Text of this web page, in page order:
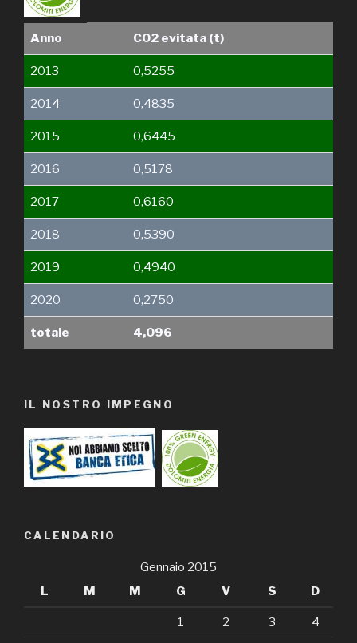
Anno C02 evitata (t)
2013 0,5255
2014 0,4835
2015 0,6445
2016 0,5178
2017 0,6160
2018 0,5390
2019 0,4940
2020 0,2750
totale 4,096
IL NOSTRO IMPEGNO
CALENDARIO
Gennaio 2015
L
M M G V S D
1 2 3 4